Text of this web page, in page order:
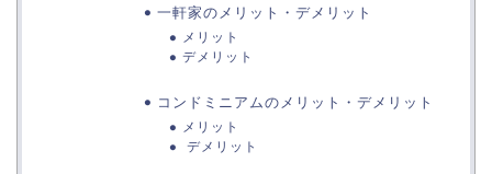
一軒家のメリット・デメリット
メリット
デメリット
コンドミニアムのメリット・デメリット
メリット
デメリット